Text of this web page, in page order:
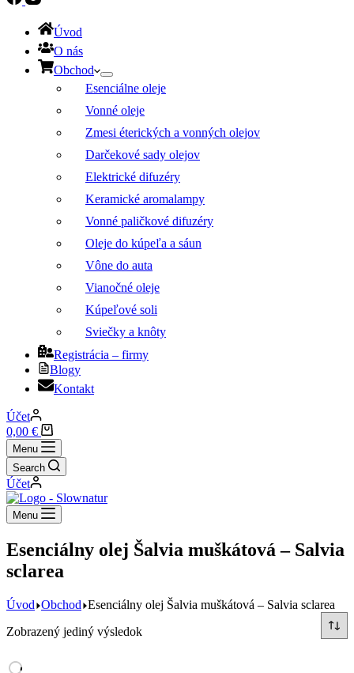
Úvod
O nás
Obchod
Esenciálne oleje
Vonné oleje
Zmesi éterických a vonných olejov
Darčekové sady olejov
Elektrické difuzéry
Keramické aromalampy
Vonné paličkové difuzéry
Oleje do kúpeľa a sáun
Vône do auta
Vianočné oleje
Kúpeľové soli
Sviečky a knôty
Registrácia – firmy
Blogy
Kontakt
Účet
Nákupný
košík
0,00 €
Menu
Search
Účet
Menu
Esenciálny olej Šalvia muškátová – Salvia
sclarea
Úvod Obchod Esenciálny olej Šalvia muškátová – Salvia sclarea
Zobrazený jediný výsledok